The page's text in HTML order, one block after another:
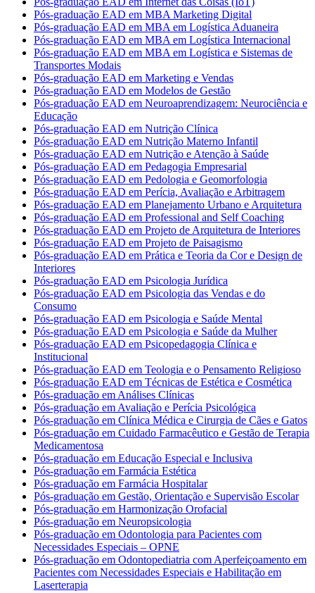
Pós-graduação EAD em MBA Marketing Digital
Pós-graduação EAD em MBA em Logística Aduaneira
Pós-graduação EAD em MBA em Logística Internacional
Pós-graduação EAD em MBA em Logística e Sistemas de
Transportes Modais
Pós-graduação EAD em Marketing e Vendas
Pós-graduação EAD em Modelos de Gestão
Pós-graduação EAD em Neuroaprendizagem: Neurociência e
Educação
Pós-graduação EAD em Nutrição Clínica
Pós-graduação EAD em Nutrição Materno Infantil
Pós-graduação EAD em Nutrição e Atenção à Saúde
Pós-graduação EAD em Pedagogia Empresarial
Pós-graduação EAD em Pedologia e Geomorfologia
Pós-graduação EAD em Perícia, Avaliação e Arbitragem
Pós-graduação EAD em Planejamento Urbano e Arquitetura
Pós-graduação EAD em Professional and Self Coaching
Pós-graduação EAD em Projeto de Arquitetura de Interiores
Pós-graduação EAD em Projeto de Paisagismo
Pós-graduação EAD em Prática e Teoria da Cor e Design de
Interiores
Pós-graduação EAD em Psicologia Jurídica
Pós-graduação EAD em Psicologia das Vendas e do
Consumo
Pós-graduação EAD em Psicologia e Saúde Mental
Pós-graduação EAD em Psicologia e Saúde da Mulher
Pós-graduação EAD em Psicopedagogia Clínica e
Institucional
Pós-graduação EAD em Teologia e o Pensamento Religioso
Pós-graduação EAD em Técnicas de Estética e Cosmética
Pós-graduação em Análises Clínicas
Pós-graduação em Avaliação e Perícia Psicológica
Pós-graduação em Clínica Médica e Cirurgia de Cães e Gatos
Pós-graduação em Cuidado Farmacêutico e Gestão de Terapia
Medicamentosa
Pós-graduação em Educação Especial e Inclusiva
Pós-graduação em Farmácia Estética
Pós-graduação em Farmácia Hospitalar
Pós-graduação em Gestão, Orientação e Supervisão Escolar
Pós-graduação em Harmonização Orofacial
Pós-graduação em Neuropsicologia
Pós-graduação em Odontologia para Pacientes com
Necessidades Especiais – OPNE
Pós-graduação em Odontopediatria com Aperfeiçoamento em
Pacientes com Necessidades Especiais e Habilitação em
Laserterapia